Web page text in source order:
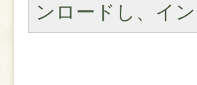
ンロードし、イ